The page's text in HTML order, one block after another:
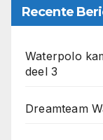
Recente
Waterpolo
deel 3
Dreamteam